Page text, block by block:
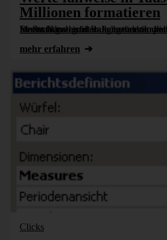
Millionen formatieren
Im Straßenatlas ist es selbstverständlich: Europa-, Deutschland- und Ballungsraumkarten, Stadtpläne und Innenstadtvergrößerungen sind im jeweils passenden
mehr erfahren
Clicks